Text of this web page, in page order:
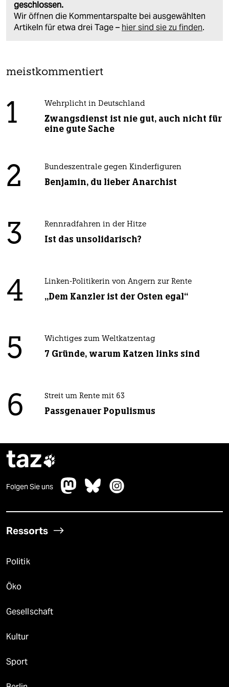
geschlossen.
Wir öffnen die Kommentarspalte bei ausgewählten
Artikeln für etwa drei Tage – hier sind sie zu finden.
meistkommentiert
1 Wehrplicht in Deutschland
Zwangsdienst ist nie gut, auch nicht für
eine gute Sache
2 Bundeszentrale gegen Kinderfiguren
Benjamin, du lieber Anarchist
3 Rennradfahren in der Hitze
Ist das unsolidarisch?
4 Linken-Politikerin von Angern zur Rente
„Dem Kanzler ist der Osten egal“
5 Wichtiges zum Weltkatzentag
7 Gründe, warum Katzen links sind
6 Streit um Rente mit 63
Passgenauer Populismus
taz
Folgen Sie uns
Ressorts
Politik
Öko
Gesellschaft
Kultur
Sport